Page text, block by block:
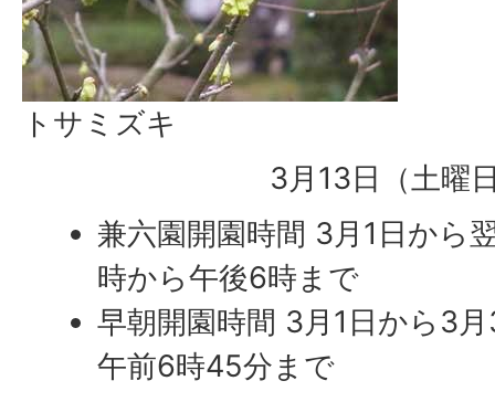
トサミズキ
3月13日（土曜
兼六園開園時間 3月1日から
時から午後6時まで
早朝開園時間 3月1日から3
午前6時45分まで